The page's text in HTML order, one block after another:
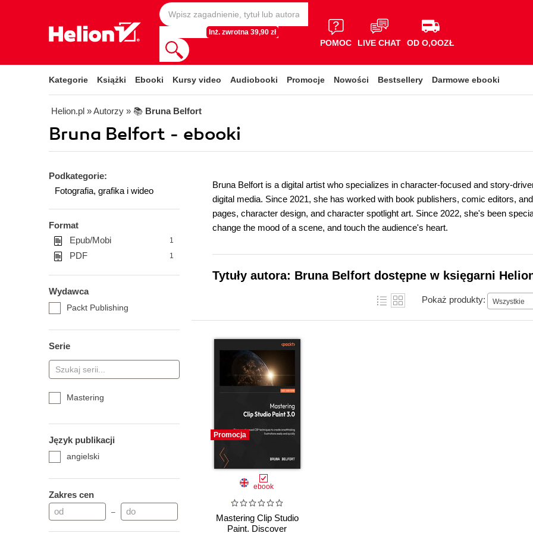
Inż. zwrotna 39,90 zł
POMOC LIVE CHAT OD O,OOZŁ
Kategorie Książki Ebooki Kursy video Audiobooki Promocje Nowości Bestsellery Darmowe ebooki
Helion.pl » Autorzy » 📚 Bruna Belfort
Bruna Belfort - ebooki
Podkategorie:
Fotografia, grafika i wideo
Format
Epub/Mobi
1
PDF 1
Wydawca
Packt Publishing
Serie
Mastering
Język publikacji
angielski
Zakres cen
–
Bruna Belfort is a digital artist who specializes in character-focused and story-
digital media. Since 2021, she has worked with book publishers, comic editors,
pages, character design, and character spotlight art. Since 2022, she's been
change the mood of a scene, and touch the audience's heart.
Tytuły autora: Bruna Belfort dostępne w księgarni
Pokaż produkty: Wszystkie
Promocja
ebook
Mastering Clip Studio
Paint. Discover